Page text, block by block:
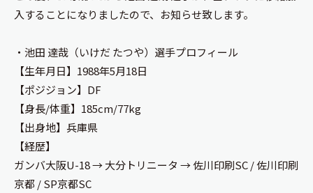
入することになりましたので、お知らせ致します。
・池田 達哉（いけだ たつや）選手プロフィール
【生年月日】1988年5月18日
【ポジジョン】DF
【身長/体重】185cm/77kg
【出身地】兵庫県
【経歴】
ガンバ大阪U-18 → 大分トリニータ → 佐川印刷SC / 佐川印刷
京都 / SP京都SC